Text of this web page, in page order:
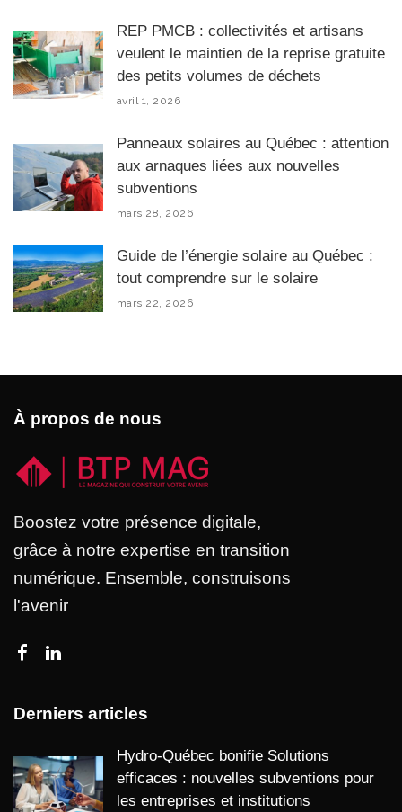
REP PMCB : collectivités et artisans
veulent le maintien de la reprise gratuite
des petits volumes de déchets
avril 1, 2026
Panneaux solaires au Québec : attention
aux arnaques liées aux nouvelles
subventions
mars 28, 2026
Guide de l’énergie solaire au Québec :
tout comprendre sur le solaire
mars 22, 2026
À propos de nous
Boostez votre présence digitale,
grâce à notre expertise en transition
numérique. Ensemble, construisons
l'avenir
Derniers articles
Hydro-Québec bonifie Solutions
efficaces : nouvelles subventions pour
les entreprises et institutions